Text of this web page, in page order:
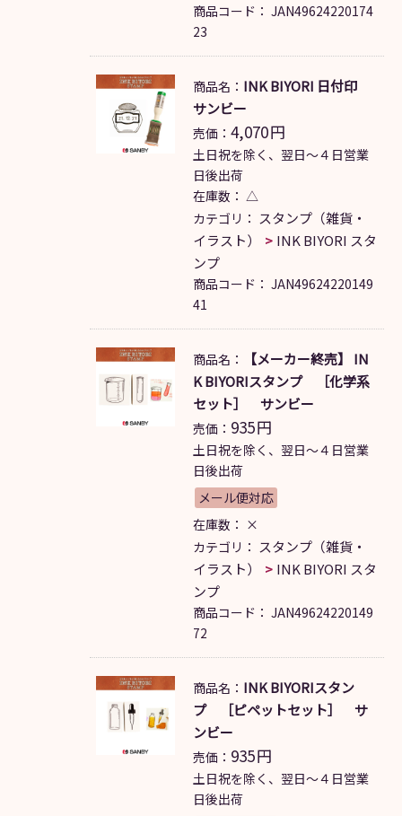
商品コード： JAN49624220174
23
商品名： INK BIYORI 日付印
サンビー
売価：4,070円
土日祝を除く、翌日～４日営業
日後出荷
在庫数： △
カテゴリ： スタンプ（雑貨・
イラスト）
INK BIYORI スタ
ンプ
商品コード： JAN49624220149
41
商品名：
【メーカー終売】 IN
K BIYORIスタンプ ［化学系
セット］ サンビー
売価： 935円
土日祝を除く、翌日～４日営業
日後出荷
メール便対応
在庫数： ×
カテゴリ： スタンプ（雑貨・
イラスト）
INK BIYORI スタ
ンプ
商品コード： JAN49624220149
72
商品名： INK BIYORIスタン
プ ［ピペットセット］ サ
ンビー
売価： 935円
土日祝を除く、翌日～４日営業
日後出荷